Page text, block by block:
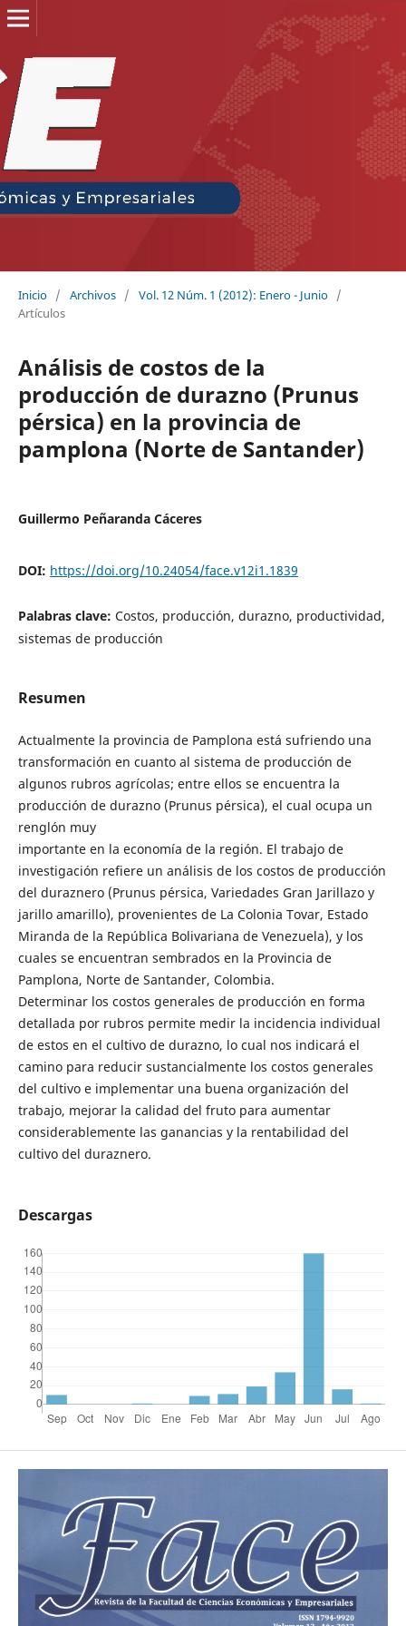
Inicio / Archivos / Vol. 12 Núm. 1 (2012): Enero - Junio /
Artículos
Análisis de costos de la
producción de durazno (Prunus
pérsica) en la provincia de
pamplona (Norte de Santander)
Guillermo Peñaranda Cáceres
DOI: https://doi.org/10.24054/face.v12i1.1839
Palabras clave: Costos, producción, durazno, productividad,
sistemas de producción
Resumen
Actualmente la provincia de Pamplona está sufriendo una
transformación en cuanto al sistema de producción de
algunos rubros agrícolas; entre ellos se encuentra la
producción de durazno (Prunus pérsica), el cual ocupa un
renglón muy
importante en la economía de la región. El trabajo de
investigación refiere un análisis de los costos de producción
del duraznero (Prunus pérsica, Variedades Gran Jarillazo y
jarillo amarillo), provenientes de La Colonia Tovar, Estado
Miranda de la República Bolivariana de Venezuela), y los
cuales se encuentran sembrados en la Provincia de
Pamplona, Norte de Santander, Colombia.
Determinar los costos generales de producción en forma
detallada por rubros permite medir la incidencia individual
de estos en el cultivo de durazno, lo cual nos indicará el
camino para reducir sustancialmente los costos generales
del cultivo e implementar una buena organización del
trabajo, mejorar la calidad del fruto para aumentar
considerablemente las ganancias y la rentabilidad del
cultivo del duraznero.
Descargas